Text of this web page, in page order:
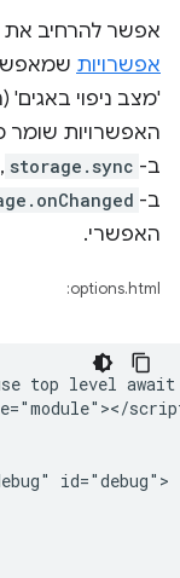
אפשר להרחיב את
אפשרויות
'מצב ניפוי
האפשרויות
ב- storage.sync
ב-
האפשרי.
options.html:
top level
id="debug">